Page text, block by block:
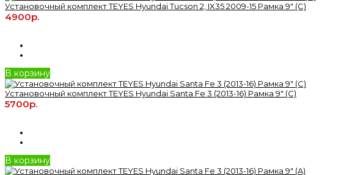
Установочный комплект TEYES Hyundai Tucson 2, IX35 2009-15 Рамка 9" (C)
4900р.
В корзину
Установочный комплект TEYES Hyundai Santa Fe 3 (2013-16) Рамка 9" (C)
5700р.
В корзину